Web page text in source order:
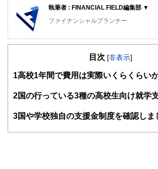
執筆者 : FINANCIAL FIELD編集部 ▼
ファイナンシャルプランナー
FinancialField編集部は、金融、経済に
知識がない方でも理解できるようわか
得者を中心に「お金や暮らし」に関す
験者で構成され、企画立案から記事掲
関わることで、読者目線のコンテンツを
目次 [非表示]
1 高校1年間で費用は実際いくらくらい
2 国の行っている3種の高校生向け就学
3国や学校独自の支援金制度を確認しま